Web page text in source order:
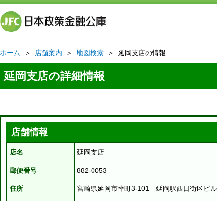
ホーム ＞ 店舗案内 ＞ 地図検索 ＞ 延岡支店の情報
延岡支店の詳細情報
店舗情報
店名 延岡支店
郵便番号 882-0053
住所 宮崎県延岡市幸町3-101 延岡駅西口街区ビル